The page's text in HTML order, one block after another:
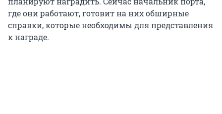
где они работают, готовит на них обширные
справки, которые необходимы для представления
к награде.